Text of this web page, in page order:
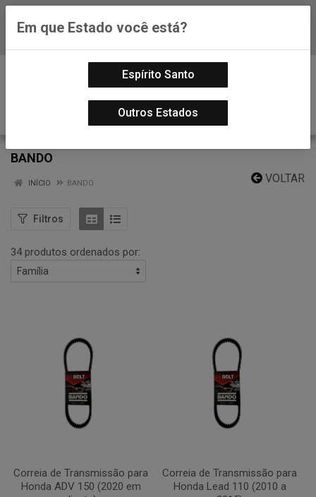
BANDO
VOLTAR
INÍCIO BANDO
Filtros
34 produtos ordenados por:
Correia de Transmissão para
Honda ADV 150 (2020 em
Correia de Transmissão para
Honda Lead 110 (2010 a
Em que Estado você está?
Espírito Santo
Outros Estados